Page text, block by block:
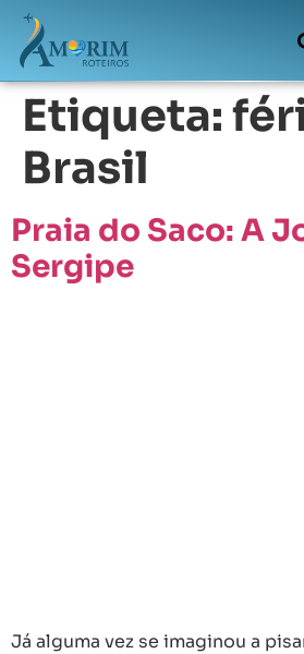
Etiqueta:
Brasil
Praia do Saco: A
Sergipe
Já alguma vez se imaginou a